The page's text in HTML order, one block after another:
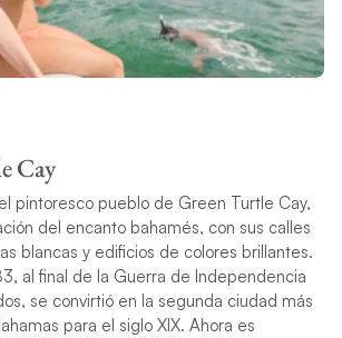
Cay
pintoresco pueblo de Green Turtle Cay,
del encanto bahamés, con sus calles
blancas y edificios de colores brillantes.
al final de la Guerra de Independencia
se convirtió en la segunda ciudad más
para el siglo XIX. Ahora es